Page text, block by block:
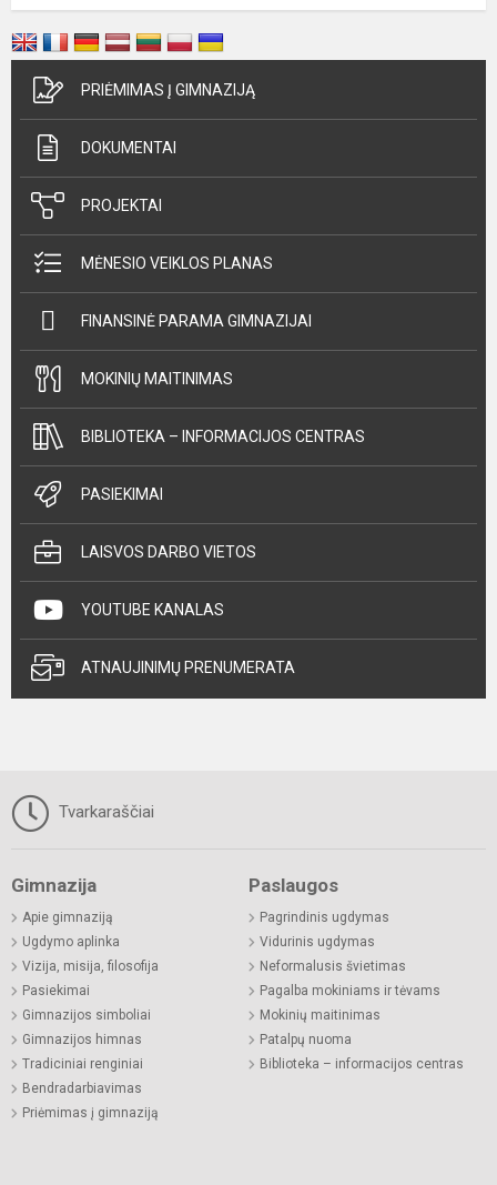
PRIĖMIMAS Į GIMNAZIJĄ
DOKUMENTAI
PROJEKTAI
MĖNESIO VEIKLOS PLANAS
FINANSINĖ PARAMA GIMNAZIJAI
MOKINIŲ MAITINIMAS
BIBLIOTEKA – INFORMACIJOS CENTRAS
PASIEKIMAI
LAISVOS DARBO VIETOS
YOUTUBE KANALAS
ATNAUJINIMŲ PRENUMERATA
Tvarkaraščiai
Gimnazija
Apie gimnaziją
Ugdymo aplinka
Vizija, misija, filosofija
Pasiekimai
Gimnazijos simboliai
Gimnazijos himnas
Tradiciniai renginiai
Bendradarbiavimas
Priėmimas į gimnaziją
Paslaugos
Pagrindinis ugdymas
Vidurinis ugdymas
Neformalusis švietimas
Pagalba mokiniams ir tėvams
Mokinių maitinimas
Patalpų nuoma
Biblioteka – informacijos centras